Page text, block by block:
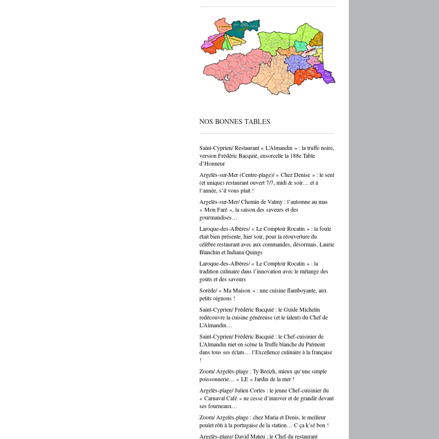
société sur ces formations reste parfois
condescendant — et ça, franchement, c’est être
déconnecté de la réalité. Choisir un CAP de
pâtissier ou de carrossier, c’est choisir un métier,
un savoir-faire, une indépendance possible. Ce
n’est pas un choix par défaut. C’est souvent un
choix par passion. Et là, Cécile Hernandez nous
donne une belle leçon : la passion et[…]
NOS BONNES TABLES
Saint-Cyprien/ Restaurant « L’Almandin » : la truffe noire,
version Frédéric Bacquié, ensorcelle la 188e Table
d’Honneur
Argelès-sur-Mer (Centre-plage)/ « Chez Denise » : le seul
(et unique) restaurant ouvert 7/7, midi & soir… et à
l’année, s’il vous plait !
Argelès-sur-Mer/ Chemin de Valmy : l’automne au mas
« Mon Faré », la saison des saveurs et des
gourmandises…
Laroque-des-Albères/ « Le Comptoir Rocatin » : la foule
était bien présente, hier soir, pour la réouverture du
célèbre restaurant avec aux commandes, désormais, Laurie
Blanchin et Indiana Quings
Laroque-des-Albères/ « Le Comptoir Rocatin » : la
tradition culinaire dans l’innovation avec le mélange des
goûts et des saveurs
Sorède/ « Ma Maison » : une cuisine flamboyante, aux
petits oignons !
Saint-Cyprien/ Frédéric Bacquié : le Guide Michelin
redécouvre la cuisine généreuse (et le talent) du Chef de
L’Almandin…
Saint-Cyprien/ Frédéric Bacquié : le Chef-cuisinier de
L’Almandin met en scène la Truffe blanche du Piémont
dans tous ses éclats… l’Excellence culinaire à la française
!
Zoom/ Argelès-plage : Ty Breizh, mieux qu’une simple
poissonnerie… « LE » Jardin de la mer !
Argelès-plage/ Julien Cortes : le jeune Chef-cuisinier du
« Carnaval Café » ne cesse d’innover et de grandir devant
ses fourneaux…
Zoom/ Argelès-plage : chez Maria et Denis, le meilleur
poulet rôti à la portugaise de la station… C ça k’sé bon !
Argelès-plage/ David Mateu : le Chef du restaurant